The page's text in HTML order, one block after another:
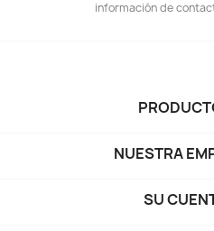
información de
NUESTRA
SU